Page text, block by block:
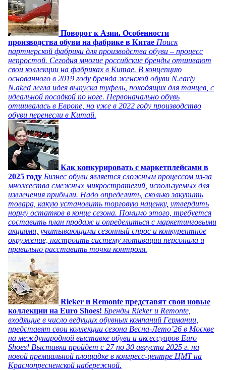
Поворот к Азии. Особенности
производства обуви на фабрике в Китае Поиск
партнерской фабрики для производства обуви – процесс
непростой. Сегодня многие российские бренды отшивают
свои коллекции на фабриках в Китае. В концепцию
основанного в 2019 году бренда женской обуви N.early
N.aked легла идея выпуска туфель, походящих для танцев, с
идеальной посадкой по ноге. Первоначально обувь
отшивалась в Европе, но уже в 2022 году производство
обуви перенесли в Китай.
Как конкурировать с маркетплейсами в
2025 году Бизнес обуви является сложным процессом из-за
множества смежных микростратегий, используемых для
извлечения прибыли. Надо определить, сколько закупить
товара, какую установить торговую наценку, утвердить
норму остатков в конце сезона. Помимо этого, требуется
составить план продаж и определиться с маркетинговыми
акциями, учитывающими сезонный спрос и конкурентное
окружение, настроить систему мотивации персонала и
правильно расставить точки контроля.
Rieker и Remonte представят свои новые
коллекции на Euro Shoes! Бренды Rieker и Remonte,
входящие в число ведущих обувных компаний Германии,
представят свои коллекции сезона Весна-Лето’26 в Москве
на международной выставке обуви и аксессуаров Euro
Shoes! Выставка пройдет c 27 по 30 августа 2025 г. на
новой премиальной площадке в конгресс-центре ЦМТ на
Краснопресненской набережной.